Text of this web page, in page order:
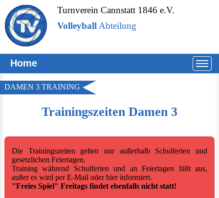
Turnverein Cannstatt 1846 e.V.
Volleyball Abteilung
Home
DAMEN 3 TRAINING
Trainingszeiten Damen 3
Die Trainingszeiten gelten nur außerhalb Schulferien und
gesetzlichen Feiertagen.
Training während Schulferien und an Feiertagen fällt aus,
außer es wird per E-Mail oder hier informiert.
"Freies Spiel" Freitags findet ebenfalls nicht statt!